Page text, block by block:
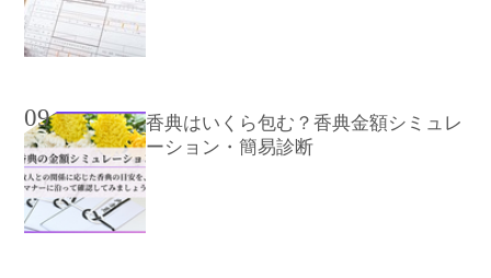
09
香典はいくら包む？香典金額シミュレ
ーション・簡易診断